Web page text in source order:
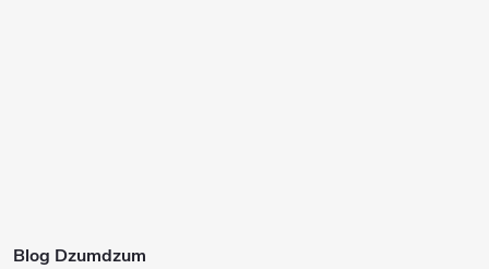
Blog Dzumdzum